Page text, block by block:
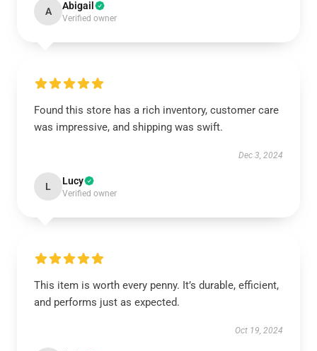
A Abigail
Verified owner
Found this store has a rich inventory, customer care
was impressive, and shipping was swift.
Dec 3, 2024
L Lucy
Verified owner
This item is worth every penny. It’s durable, efficient,
and performs just as expected.
Oct 19, 2024